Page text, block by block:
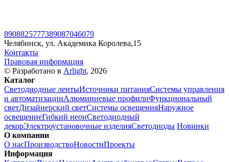
8908825777389087046079
Челябинск, ул. Академика Королева,15
Контакты
Правовая информация
© Разработано в Arlight, 2026
Каталог
Светодиодные лентыИсточники питанияСистемы управления
и автоматизацииАлюминиевые профилиФункциональный
светДизайнерский светСистемы освещенияНаружное
освещениеГибкий неонСветодиодный
декорЭлектроустановочные изделияСветодиоды Новинки
О компании
О насПроизводствоНовостиПроекты
Информация